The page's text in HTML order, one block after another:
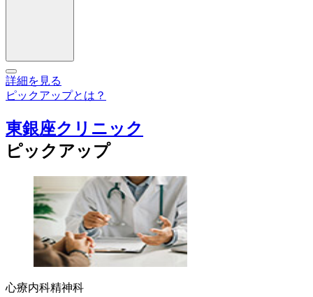
詳細を見る
ピックアップとは？
東銀座クリニック
ピックアップ
心療内科精神科